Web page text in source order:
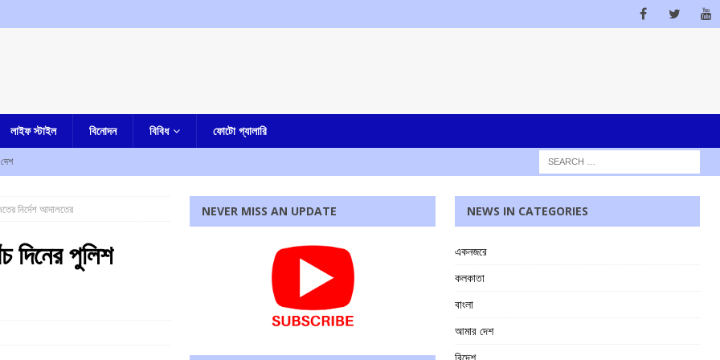
লাইফ স্টাইল বিনোদন বিবিধ ফোটো গ্যালারি
আমার বাংলা
পেতে চলেছে কলকাতা হাইকোর্ট, রবীন্দ্র বিঠ্ঠলরাও ঘুগের নাম সুপারিশ করল সুপ্রিম কোর্টের কলেজিয়াম
নির্দেশ আদালতের
দিনের পুলিশ
NEVER MISS AN UPDATE NEWS IN CATEGORIES
একনজরে
কলকাতা
বাংলা
আমার দেশ